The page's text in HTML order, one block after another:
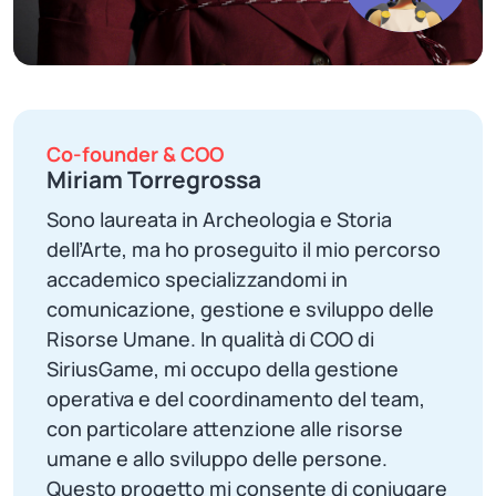
Co-founder & COO
Miriam Torregrossa
Sono laureata in Archeologia e Storia
dell’Arte, ma ho proseguito il mio percorso
accademico specializzandomi in
comunicazione, gestione e sviluppo delle
Risorse Umane. In qualità di COO di
SiriusGame, mi occupo della gestione
operativa e del coordinamento del team,
con particolare attenzione alle risorse
umane e allo sviluppo delle persone.
Questo progetto mi consente di coniugare